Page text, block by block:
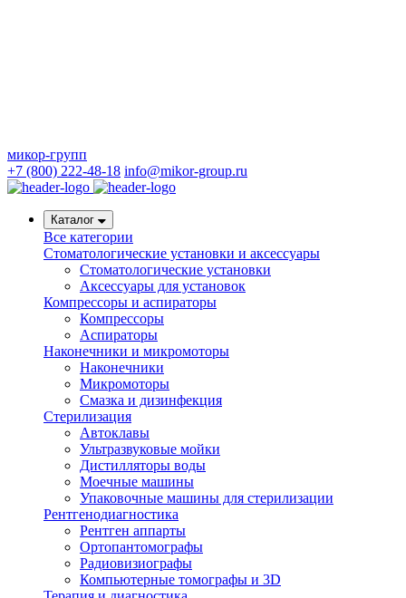
микор-групп
+7 (800) 222-48-18 info@mikor-group.ru
Каталог
Все категории
Стоматологические установки и аксессуары
Стоматологические установки
Аксессуары для установок
Компрессоры и аспираторы
Компрессоры
Аспираторы
Наконечники и микромоторы
Наконечники
Микромоторы
Смазка и дизинфекция
Стерилизация
Автоклавы
Ультразвуковые мойки
Дистилляторы воды
Моечные машины
Упаковочные машины для стерилизации
Рентгенодиагностика
Рентген аппарты
Ортопантомографы
Радиовизиографы
Компьютерные томографы и 3D